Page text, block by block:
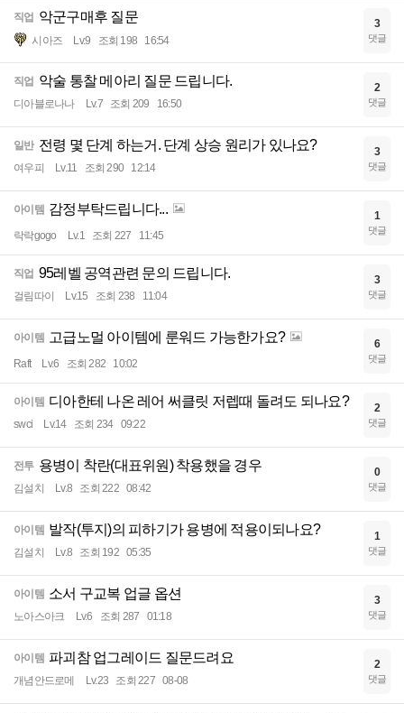
직업 악군구매후 질문
시아즈 Lv.9 조회 198 16:54
3
댓글
직업 악술 통찰 메아리 질문 드립니다.
디아블로나나 Lv.7 조회 209 16:50
2
댓글
일반 전령 몇 단계 하는거. 단계 상승 원리가 있나요?
여우피 Lv.11 조회 290 12:14
3
댓글
아이템 감정부탁드립니다...
락락gogo Lv.1 조회 227 11:45
1
댓글
직업 95레벨 공역관련 문의 드립니다.
걸림따이 Lv.15 조회 238 11:04
3
댓글
아이템 고급노멀 아이템에 룬워드 가능한가요?
Raft Lv.6 조회 282 10:02
6
댓글
아이템 디아한테 나온 레어 써클릿 저렙때 돌려도 되나요?
swci Lv.14 조회 234 09:22
2
댓글
전투 용병이 착란(대표위원) 착용했을 경우
김설치 Lv.8 조회 222 08:42
0
댓글
아이템 발작(투지)의 피하기가 용병에 적용이되나요?
김설치 Lv.8 조회 192 05:35
1
댓글
아이템 소서 구교복 업글 옵션
노아스아크 Lv.6 조회 287 01:18
3
댓글
아이템 파괴참 업그레이드 질문드려요
개념안드로메 Lv.23 조회 227 08-08
2
댓글